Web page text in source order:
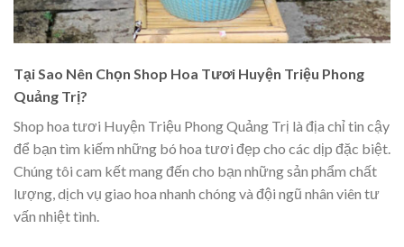
Tại Sao Nên Chọn Shop Hoa Tươi Huyện Triệu Phong
Quảng Trị?
Shop hoa tươi Huyện Triệu Phong Quảng Trị là địa chỉ tin cậy
để bạn tìm kiếm những bó hoa tươi đẹp cho các dịp đặc biệt.
Chúng tôi cam kết mang đến cho bạn những sản phẩm chất
lượng, dịch vụ giao hoa nhanh chóng và đội ngũ nhân viên tư
vấn nhiệt tình.